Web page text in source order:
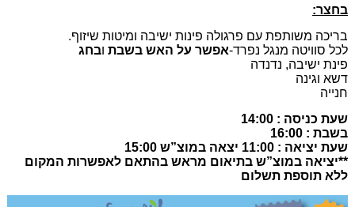
בחצר:
בריכה משותפת עם פרגולה פינות ישיבה ומיטות שיזוף.
לכל סוויטה מנגל נפרד-אפשר על האש בשבתובחג
פינת ישיבה, נדנדה
דשא וגינה
חנייה
שעת כניסה : 14:00
בשבת : 16:00
שעת יציאה : 11:00 יצאה במוצ”ש 15:00
**יציאה במוצ”ש בתיאום מראש בהתאם לאפשרות המקום
ללא תוספת תשלום